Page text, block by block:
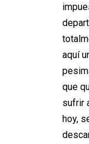
aquí
que
sufrir
hoy,